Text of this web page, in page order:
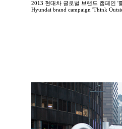
2013 현대차 글로벌 브랜드 캠페인 '
Hyundai brand campaign 'Think